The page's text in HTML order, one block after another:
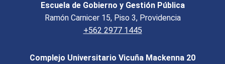
Escuela de Gobierno y Gestión Pública
Ramón Carnicer 15, Piso 3, Providencia
+562 2977 1445
Complejo Universitario Vicuña Mackenna 20